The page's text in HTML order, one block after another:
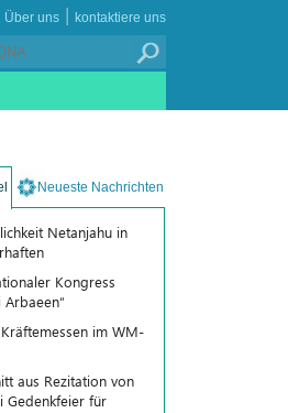
kontaktiere uns
|
Über uns
Neueste Nachrichten
Netanjahu in
Kongress
Arbaeen“
im WM-
aus Rezitation von
Gedenkfeier für